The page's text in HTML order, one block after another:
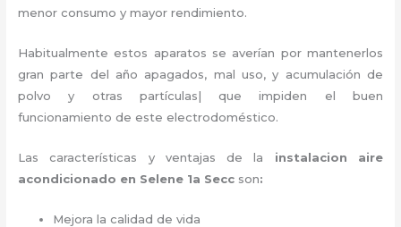
menor consumo y mayor rendimiento.
Habitualmente estos aparatos se averían por mantenerlos
gran parte del año apagados, mal uso, y acumulación de
polvo y otras partículas| que impiden el buen
funcionamiento de este electrodoméstico.
Las características y ventajas de la instalacion aire
acondicionado en Selene 1a Secc son:
Mejora la calidad de vida